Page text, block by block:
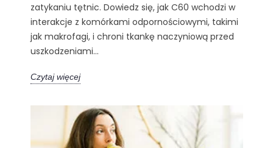
zatykaniu tętnic. Dowiedz się, jak C60 wchodzi w
interakcje z komórkami odpornościowymi, takimi
jak makrofagi, i chroni tkankę naczyniową przed
uszkodzeniami...
Czytaj więcej